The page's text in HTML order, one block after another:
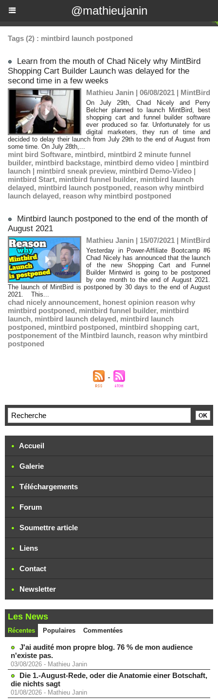
@mathieujanin
Tags (2) : mintbird launch postponed
Learn from the mouth of Chad Nicely why MintBird
Shopping Cart Builder Launch was delayed for the
second time in a few weeks
Mathieu Janin | 06/08/2021 | MintBird
On July 29th, Chad Nicely and Perry
Belcher planned to launch MintBird, best
shopping cart and funnel builder software
ever produced so far. Unfortunately for us
digital marketers, they run of time and
decided to delay their launch from July 29th to the end of August from
some time. On July 28th,...
mint bird Software, mintbird, mintbird 2 minute funnel
builder, mintbird backstage, mintbird demo video | mintbird
launch | mintbird sneak preview, mintbird Demo-Video |
mintbird Start, mintbird funnel builder, mintbird launch
delayed, mintbird launch postponed, reason why mintbird
launch delayed, reason why mintbird postponed
Mintbird launch postponed to the end of the month of
August 2021
Mathieu Janin | 15/07/2021 | MintBird
Yesterday in Power-Affiliate Bootcamp #6
Chad Nicely has announced that the launch
of the new Shopping Cart and Funnel
Builder Mintwird is going to be postponed
by one month to the end of August 2021.
The launch of MintBird is postponed by 30 days to the end of August
2021. This...
chad nicely announcement, honest opinion reason why
mintbird postponed, mintbird funnel builder, mintbird
launch, mintbird launch delayed, mintbird launch
postponed, mintbird postponed, mintbird shopping cart,
postponement of the Mintbird launch, reason why mintbird
postponed
Accueil
Galerie
Téléchargements
Forum
Soumettre article
Liens
Contact
Newsletter
Les News
Récentes Populaires Commentées
J'ai audité mon propre blog. 76 % de mon audience
n'existe pas.
03/08/2026 - Mathieu Janin
Die 1.-August-Rede, oder die Anatomie einer Botschaft,
die nichts sagt
01/08/2026 - Mathieu Janin